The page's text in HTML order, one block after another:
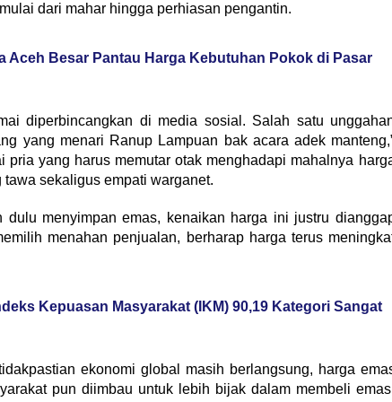
dari mahar hingga perhiasan pengantin.
Aceh Besar Pantau Harga Kebutuhan Pokok di Pasar
diperbincangkan di media sosial. Salah satu
yang menari Ranup Lampuan bak acara adek
yang harus memutar otak menghadapi mahalnya
sekaligus empati warganet.
menyimpan emas, kenaikan harga ini justru
menahan penjualan, berharap harga terus
Kepuasan Masyarakat (IKM) 90,19 Kategori Sangat
ekonomi global masih berlangsung, harga
pun diimbau untuk lebih bijak dalam membeli